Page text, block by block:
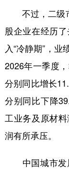
不过，二级
股企业在经历
入“冷静期”，
2026年一季度
分别同比增长
分别同比下降
工业务及原材
润有所承压。
中国城市发